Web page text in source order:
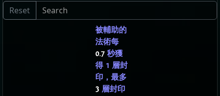
被輔助的
法術每
0.7 秒獲
得 1 層封
印，最多
3 層封印